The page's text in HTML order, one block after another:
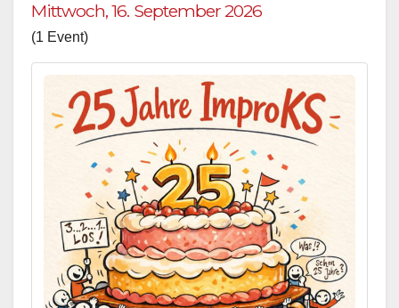
Mittwoch, 16. September 2026
(1 Event)